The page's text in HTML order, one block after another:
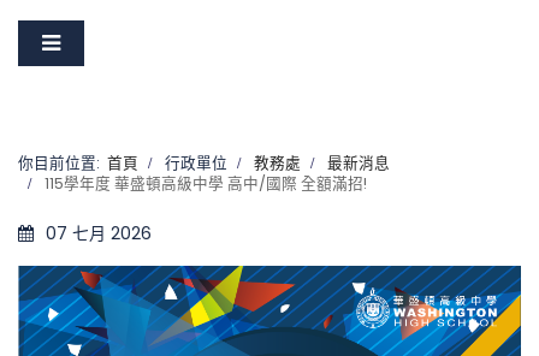
你目前位置: 首頁 行政單位 教務處
最新消息
115學年度 華盛頓高級中學 高中/國際 全額滿招!
07 七月 2026